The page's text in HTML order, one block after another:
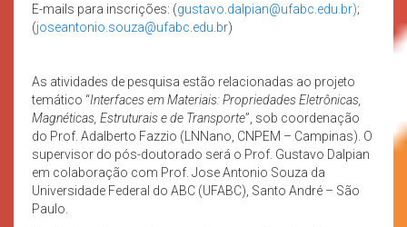
E-mails para inscrições: (gustavo.dalpian@ufabc.edu.br);
(joseantonio.souza@ufabc.edu.br)
As atividades de pesquisa estão relacionadas ao projeto
temático “Interfaces em Materiais: Propriedades Eletrônicas,
Magnéticas, Estruturais e de Transporte”, sob coordenação
do Prof. Adalberto Fazzio (LNNano, CNPEM – Campinas). O
supervisor do pós-doutorado será o Prof. Gustavo Dalpian
em colaboração com Prof. Jose Antonio Souza da
Universidade Federal do ABC (UFABC), Santo André – São
Paulo.